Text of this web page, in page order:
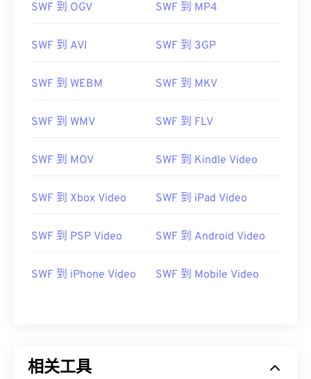
SWF 到 OGV SWF 到 MP4
SWF 到 AVI SWF 到 3GP
SWF 到 WEBM SWF 到 MKV
SWF 到 WMV SWF 到 FLV
SWF 到 MOV SWF 到 Kindle Video
SWF 到 Xbox Video SWF 到 iPad Video
SWF 到 PSP Video SWF 到 Android Video
SWF 到 iPhone Video SWF 到 Mobile Video
相关工具